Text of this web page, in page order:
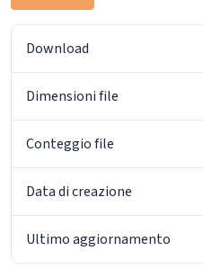
Download
Dimensioni file
Conteggio file
Data di creazione
Ultimo aggiornamento